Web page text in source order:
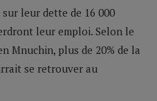
leur dette de 16 000
leur emploi. Selon le
Mnuchin, plus de 20% de la
se retrouver au